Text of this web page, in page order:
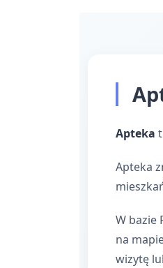
Apteka
Apteka
W bazie
na
wizytę